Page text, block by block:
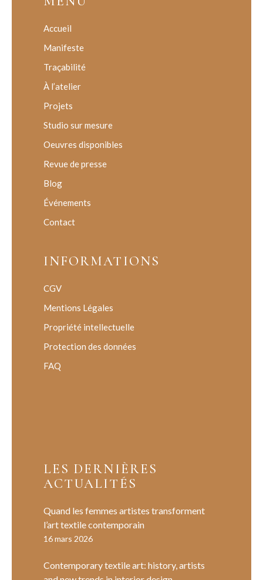
Accueil
Manifeste
Traçabilité
À l’atelier
Projets
Studio sur mesure
Oeuvres disponibles
Revue de presse
Blog
Événements
Contact
INFORMATIONS
CGV
Mentions Légales
Propriété intellectuelle
Protection des données
FAQ
LES DERNIÈRES
ACTUALITÉS
Quand les femmes artistes transforment
l’art textile contemporain
16 mars 2026
Contemporary textile art: history, artists